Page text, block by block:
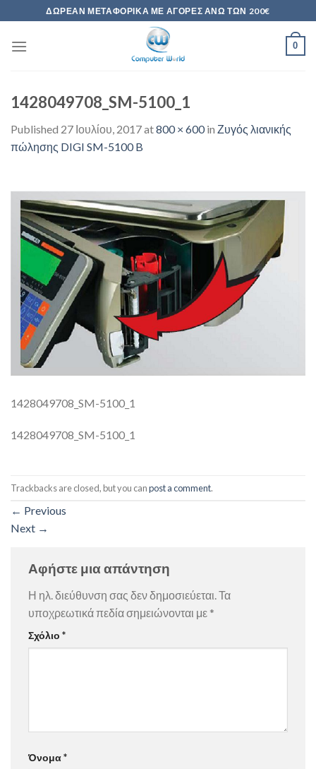
to
content
ΔΩΡΕΆΝ ΜΕΤΑΦΟΡΙΚΆ ΜΕ ΑΓΟΡΈΣ ΆΝΩ ΤΩΝ 200€
0
1428049708_SM-5100_1
Published 27 Ιουλίου, 2017at800 × 600in Ζυγός λιανικής
πώλησης DIGI SM-5100 B
1428049708_SM-5100_1
1428049708_SM-5100_1
Trackbacks are closed, but you canpost a comment.
← Previous
Next →
Αφήστε μια απάντηση
Η ηλ. διεύθυνση σας δεν δημοσιεύεται.Τα
υποχρεωτικά πεδία σημειώνονται με *
Σχόλιο *
Όνομα*